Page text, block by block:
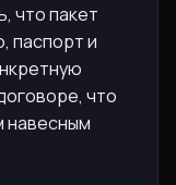
что пакет
паспорт и
что
навесным